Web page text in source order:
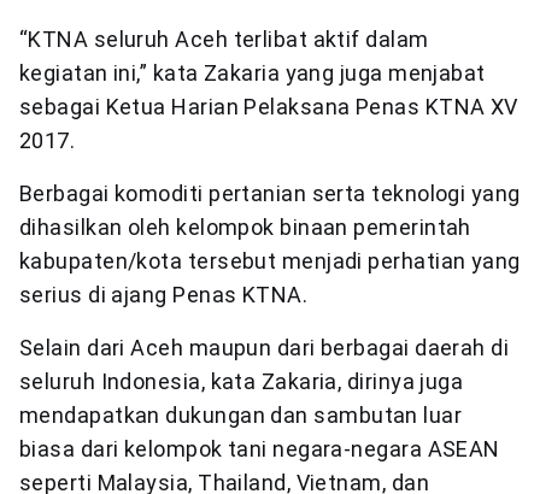
“KTNA seluruh Aceh terlibat aktif dalam
kegiatan ini,” kata Zakaria yang juga menjabat
sebagai Ketua Harian Pelaksana Penas KTNA XV
2017.
Berbagai komoditi pertanian serta teknologi yang
dihasilkan oleh kelompok binaan pemerintah
kabupaten/kota tersebut menjadi perhatian yang
serius di ajang Penas KTNA.
Selain dari Aceh maupun dari berbagai daerah di
seluruh Indonesia, kata Zakaria, dirinya juga
mendapatkan dukungan dan sambutan luar
biasa dari kelompok tani negara-negara ASEAN
seperti Malaysia, Thailand, Vietnam, dan